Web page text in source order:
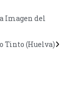
Imagen del
Tinto (Huelva)